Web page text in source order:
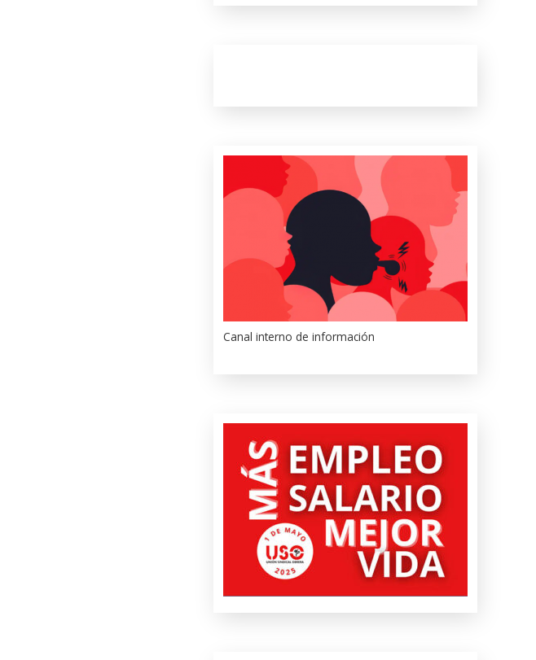
Canal interno de información